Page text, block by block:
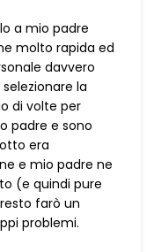
a mio padre
molto rapida ed
davvero
la
di volte per
padre e sono
era
e mio padre ne
(e quindi pure
farò un
problemi.